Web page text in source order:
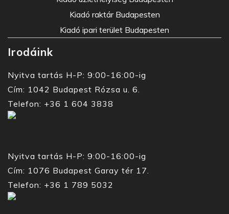
Kiadó raktár Budapesten
Kiadó ipari terület Budapesten
Irodáink
Nyitva tartás H-P: 9:00-16:00-ig
Cím: 1042 Budapest Rózsa u. 6.
Telefon: +36 1 604 3838
Nyitva tartás H-P: 9:00-16:00-ig
Cím: 1076 Budapest Garay tér 17.
Telefon: +36 1 789 5032